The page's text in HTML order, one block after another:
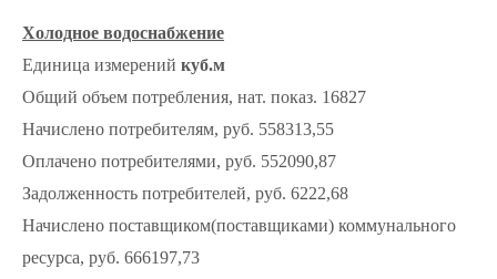
Холодное водоснабжение
Единица измерений куб.м
Общий объем потребления, нат. показ. 16827
Начислено потребителям, руб. 558313,55
Оплачено потребителями, руб. 552090,87
Задолженность потребителей, руб. 6222,68
Начислено поставщиком(поставщиками) коммунального
ресурса, руб. 666197,73